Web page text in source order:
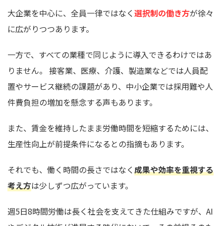
大企業を中心に、全員一律ではなく選択制の働き方が徐々
に広がりつつあります。
一方で、すべての業種で同じように導入できるわけではあ
りません。 接客業、医療、介護、製造業などでは人員配
置やサービス継続の課題があり、中小企業では採用難や人
件費負担の増加を懸念する声もあります。
また、賃金を維持したまま労働時間を短縮するためには、
生産性向上が前提条件になるとの指摘もあります。
それでも、働く時間の長さではなく成果や効率を重視する
考え方は少しずつ広がっています。
週5日8時間労働は長く社会を支えてきた仕組みですが、AI